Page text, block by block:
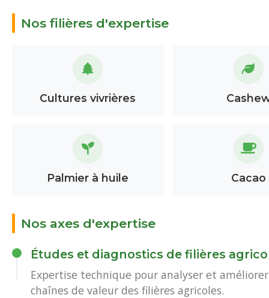
Nos filières d'expertise
Cultures vivrières
Palmier à huile Cacao
Nos axes d'expertise
Études et diagnostics de filières
Expertise technique pour analyser et
chaînes de valeur des filières agricoles.